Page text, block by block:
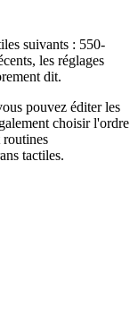
suivants : 550-
les réglages
dit.
pouvez éditer les
choisir l'ordre
routines
tactiles.